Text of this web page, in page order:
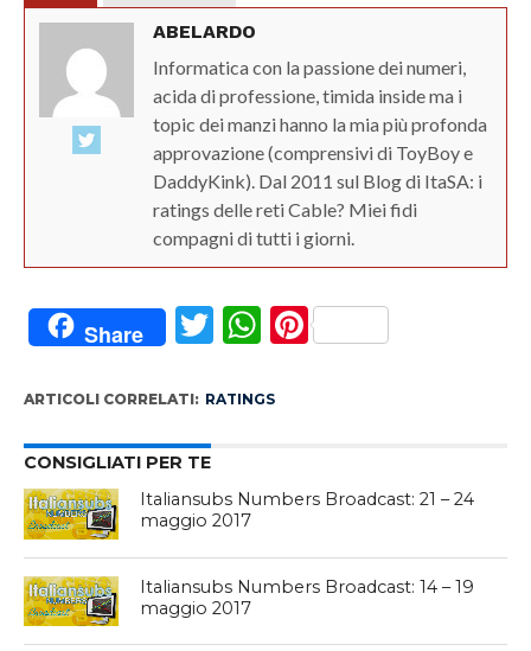
ABELARDO
Informatica con la passione dei numeri,
acida di professione, timida inside ma i
topic dei manzi hanno la mia più profonda
approvazione (comprensivi di ToyBoy e
DaddyKink). Dal 2011 sul Blog di ItaSA: i
ratings delle reti Cable? Miei fidi
compagni di tutti i giorni.
Share Twitter
WhatsApp
Pinterest
ARTICOLI CORRELATI: RATINGS
CONSIGLIATI PER TE
Italiansubs Numbers Broadcast: 21 – 24
maggio 2017
Italiansubs Numbers Broadcast: 14 – 19
maggio 2017